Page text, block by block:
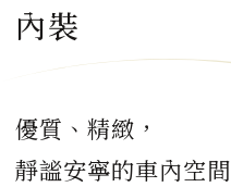
English
內裝
優質、精緻，
靜謐安寧的車內空間